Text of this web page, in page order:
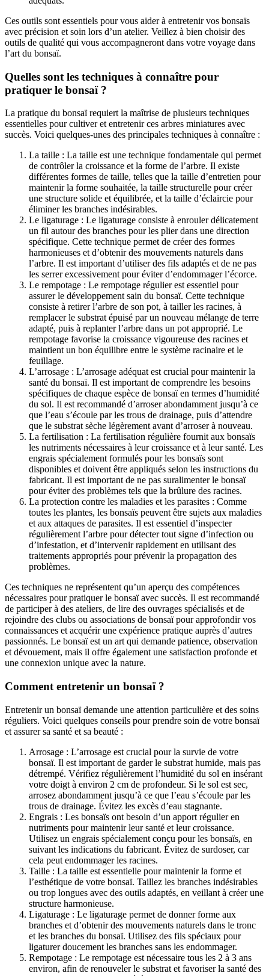
Ces outils sont essentiels pour vous aider à entretenir vos bonsaïs
avec précision et soin lors d’un atelier. Veillez à bien choisir des
outils de qualité qui vous accompagneront dans votre voyage dans
l’art du bonsaï.
Quelles sont les techniques à connaître pour
pratiquer le bonsaï ?
La pratique du bonsaï requiert la maîtrise de plusieurs techniques
essentielles pour cultiver et entretenir ces arbres miniatures avec
succès. Voici quelques-unes des principales techniques à connaître :
La taille : La taille est une technique fondamentale qui permet
de contrôler la croissance et la forme de l’arbre. Il existe
différentes formes de taille, telles que la taille d’entretien pour
maintenir la forme souhaitée, la taille structurelle pour créer
une structure solide et équilibrée, et la taille d’éclaircie pour
éliminer les branches indésirables.
Le ligaturage : Le ligaturage consiste à enrouler délicatement
un fil autour des branches pour les plier dans une direction
spécifique. Cette technique permet de créer des formes
harmonieuses et d’obtenir des mouvements naturels dans
l’arbre. Il est important d’utiliser des fils adaptés et de ne pas
les serrer excessivement pour éviter d’endommager l’écorce.
Le rempotage : Le rempotage régulier est essentiel pour
assurer le développement sain du bonsaï. Cette technique
consiste à retirer l’arbre de son pot, à tailler les racines, à
remplacer le substrat épuisé par un nouveau mélange de terre
adapté, puis à replanter l’arbre dans un pot approprié. Le
rempotage favorise la croissance vigoureuse des racines et
maintient un bon équilibre entre le système racinaire et le
feuillage.
L’arrosage : L’arrosage adéquat est crucial pour maintenir la
santé du bonsaï. Il est important de comprendre les besoins
spécifiques de chaque espèce de bonsaï en termes d’humidité
du sol. Il est recommandé d’arroser abondamment jusqu’à ce
que l’eau s’écoule par les trous de drainage, puis d’attendre
que le substrat sèche légèrement avant d’arroser à nouveau.
La fertilisation : La fertilisation régulière fournit aux bonsaïs
les nutriments nécessaires à leur croissance et à leur santé. Les
engrais spécialement formulés pour les bonsaïs sont
disponibles et doivent être appliqués selon les instructions du
fabricant. Il est important de ne pas suralimenter le bonsaï
pour éviter des problèmes tels que la brûlure des racines.
La protection contre les maladies et les parasites : Comme
toutes les plantes, les bonsaïs peuvent être sujets aux maladies
et aux attaques de parasites. Il est essentiel d’inspecter
régulièrement l’arbre pour détecter tout signe d’infection ou
d’infestation, et d’intervenir rapidement en utilisant des
traitements appropriés pour prévenir la propagation des
problèmes.
Ces techniques ne représentent qu’un aperçu des compétences
nécessaires pour pratiquer le bonsaï avec succès. Il est recommandé
de participer à des ateliers, de lire des ouvrages spécialisés et de
rejoindre des clubs ou associations de bonsaï pour approfondir vos
connaissances et acquérir une expérience pratique auprès d’autres
passionnés. Le bonsaï est un art qui demande patience, observation
et dévouement, mais il offre également une satisfaction profonde et
une connexion unique avec la nature.
Comment entretenir un bonsaï ?
Entretenir un bonsaï demande une attention particulière et des soins
réguliers. Voici quelques conseils pour prendre soin de votre bonsaï
et assurer sa santé et sa beauté :
Arrosage : L’arrosage est crucial pour la survie de votre
bonsaï. Il est important de garder le substrat humide, mais pas
détrempé. Vérifiez régulièrement l’humidité du sol en insérant
votre doigt à environ 2 cm de profondeur. Si le sol est sec,
arrosez abondamment jusqu’à ce que l’eau s’écoule par les
trous de drainage. Évitez les excès d’eau stagnante.
Engrais : Les bonsaïs ont besoin d’un apport régulier en
nutriments pour maintenir leur santé et leur croissance.
Utilisez un engrais spécialement conçu pour les bonsaïs, en
suivant les indications du fabricant. Évitez de surdoser, car
cela peut endommager les racines.
Taille : La taille est essentielle pour maintenir la forme et
l’esthétique de votre bonsaï. Taillez les branches indésirables
ou trop longues avec des outils adaptés, en veillant à créer une
structure harmonieuse.
Ligaturage : Le ligaturage permet de donner forme aux
branches et d’obtenir des mouvements naturels dans le tronc
et les branches du bonsaï. Utilisez des fils spéciaux pour
ligaturer doucement les branches sans les endommager.
Rempotage : Le rempotage est nécessaire tous les 2 à 3 ans
environ, afin de renouveler le substrat et favoriser la santé des